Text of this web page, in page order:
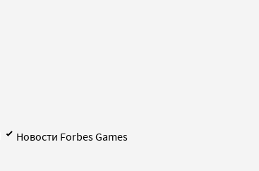
Новости Forbes Games